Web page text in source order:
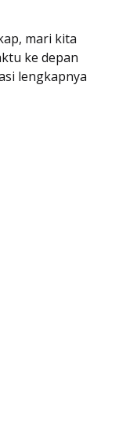
mari kita
ke depan
lengkapnya